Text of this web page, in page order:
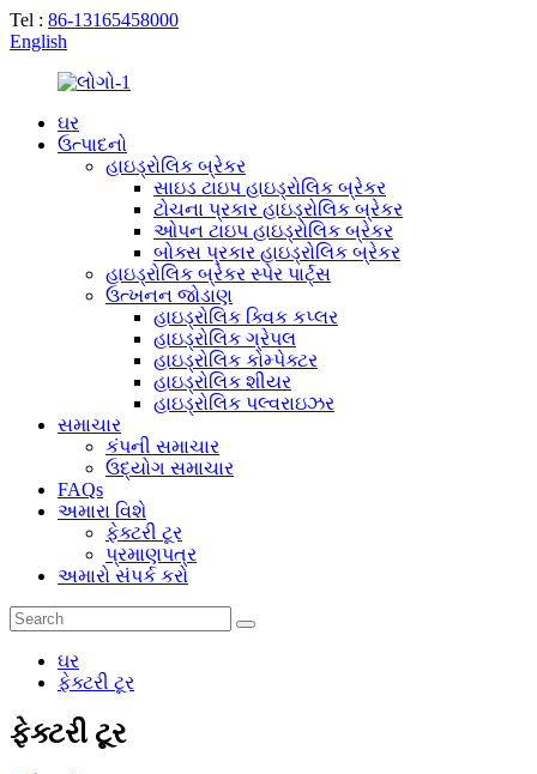
Tel : 86-13165458000
English
ઘર
ઉત્પાદનો
હાઇડ્રોલિક બ્રેકર
સાઇડ ટાઇપ હાઇડ્રોલિક બ્રેકર
ટોચના પ્રકાર હાઇડ્રોલિક બ્રેકર
ઓપન ટાઇપ હાઇડ્રોલિક બ્રેકર
બોક્સ પ્રકાર હાઇડ્રોલિક બ્રેકર
હાઇડ્રોલિક બ્રેકર સ્પેર પાર્ટ્સ
ઉત્ખનન જોડાણ
હાઇડ્રોલિક ક્વિક કપ્લર
હાઇડ્રોલિક ગ્રેપલ
હાઇડ્રોલિક કોમ્પેક્ટર
હાઇડ્રોલિક શીયર
હાઇડ્રોલિક પલ્વરાઇઝર
સમાચાર
કંપની સમાચાર
ઉદ્યોગ સમાચાર
FAQs
અમારા વિશે
ફેક્ટરી ટૂર
પ્રમાણપત્ર
અમારો સંપર્ક કરો
ઘર
ફેક્ટરી ટૂર
ફેક્ટરી ટૂર